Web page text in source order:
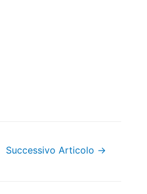
Successivo Articolo →